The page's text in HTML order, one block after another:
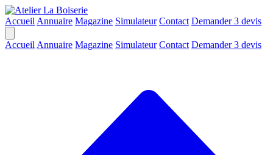
Accueil Annuaire Magazine Simulateur Contact Demander 3 devis
Accueil Annuaire Magazine Simulateur Contact Demander 3 devis